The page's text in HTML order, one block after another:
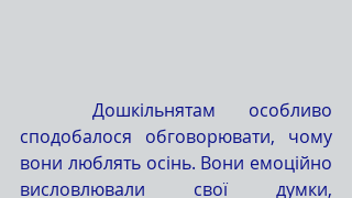
сподобалося обговорювати, чому
вони люблять осінь. Вони емоційно
висловлювали свої думки,